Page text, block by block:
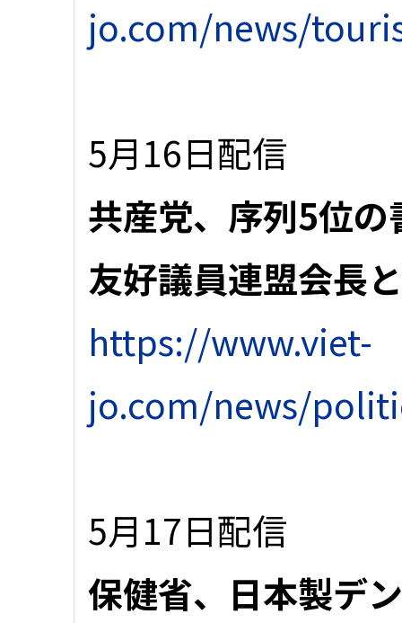
jo.com/news/
5月16日配信
共産党、序列5位
友好議員連盟会長
https://www.viet-
jo.com/news/
5月17日配信
保健省、日本製デ